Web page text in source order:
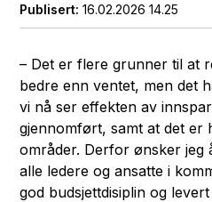
Publisert 16.02.2026 14.25
– Det er flere grunner til at
bedre enn ventet, men det
vi nå ser effekten av
gjennomført, samt at det er
områder. Derfor ønsker jeg
alle ledere og ansatte i
god budsjettdisiplin og